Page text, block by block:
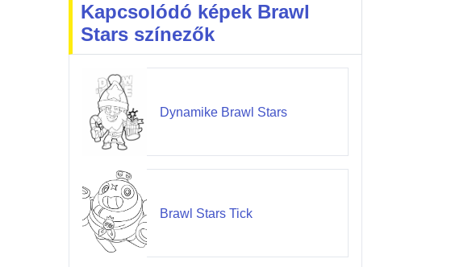
Kapcsolódó képek Brawl
Stars színezők
Dynamike Brawl Stars
Brawl Stars Tick